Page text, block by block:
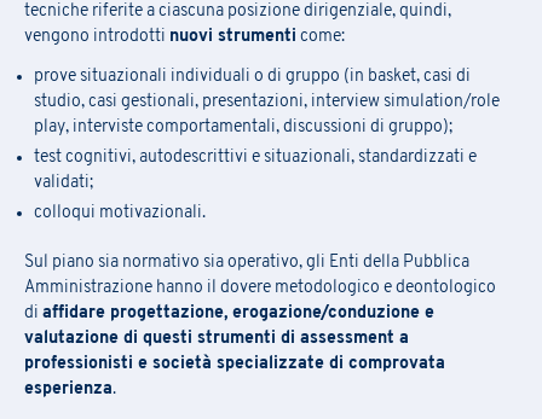
tecniche riferite a ciascuna posizione dirigenziale, quindi,
vengono introdotti nuovi strumenti come:
prove situazionali individuali o di gruppo (in basket, casi di
studio, casi gestionali, presentazioni, interview simulation/role
play, interviste comportamentali, discussioni di gruppo);
test cognitivi, autodescrittivi e situazionali, standardizzati e
validati;
colloqui motivazionali.
Sul piano sia normativo sia operativo, gli Enti della Pubblica
Amministrazione hanno il dovere metodologico e deontologico
di affidare progettazione, erogazione/conduzione e
valutazione di questi strumenti di assessment a
professionisti e società specializzate di comprovata
esperienza.